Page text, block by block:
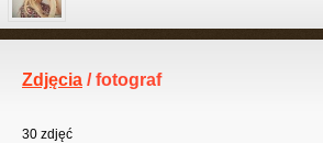
Zdjęcia / fotograf
30 zdjęć